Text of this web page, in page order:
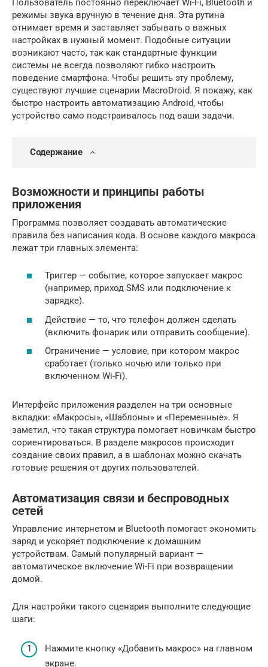
Пользователь постоянно переключает Wi-Fi, Bluetooth и
режимы звука вручную в течение дня. Эта рутина
отнимает время и заставляет забывать о важных
настройках в нужный момент. Подобные ситуации
возникают часто, так как стандартные функции
системы не всегда позволяют гибко настроить
поведение смартфона. Чтобы решить эту проблему,
существуют лучшие сценарии MacroDroid. Я покажу, как
быстро настроить автоматизацию Android, чтобы
устройство само подстраивалось под ваши задачи.
Содержание
Возможности и принципы работы
приложения
Программа позволяет создавать автоматические
правила без написания кода. В основе каждого макроса
лежат три главных элемента:
Триггер — событие, которое запускает макрос
(например, приход SMS или подключение к
зарядке).
Действие — то, что телефон должен сделать
(включить фонарик или отправить сообщение).
Ограничение — условие, при котором макрос
сработает (только ночью или только при
включенном Wi-Fi).
Интерфейс приложения разделен на три основные
вкладки: «Макросы», «Шаблоны» и «Переменные». Я
заметил, что такая структура помогает новичкам быстро
сориентироваться. В разделе макросов происходит
создание своих правил, а в шаблонах можно скачать
готовые решения от других пользователей.
Автоматизация связи и беспроводных
сетей
Управление интернетом и Bluetooth помогает экономить
заряд и ускоряет подключение к домашним
устройствам. Самый популярный вариант —
автоматическое включение Wi-Fi при возвращении
домой.
Для настройки такого сценария выполните следующие
шаги:
Нажмите кнопку «Добавить макрос» на главном
экране.